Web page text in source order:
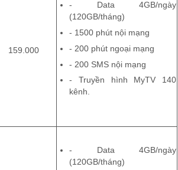
159.000
-
Data 4GB/ngày
(120GB/tháng)
- 1500 phút nội mạng
- 200 phút ngoại mạng
- 200 SMS nội mạng
- Truyền hình MyTV 140
kênh.
-
Data 4GB/ngày
(120GB/tháng)